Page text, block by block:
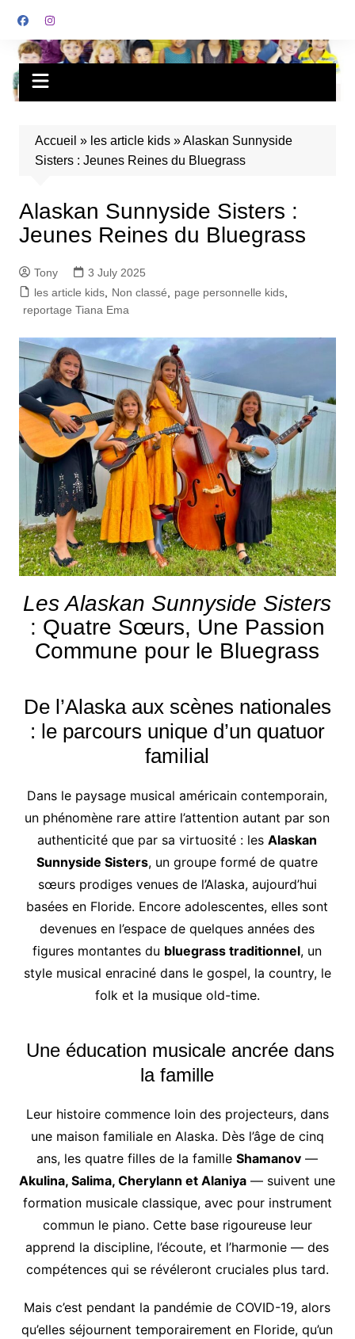
Accueil » les article kids»Alaskan Sunnyside
Sisters : Jeunes Reines du Bluegrass
Alaskan Sunnyside Sisters :
Jeunes Reines du Bluegrass
Tony
3 July 2025
les article kids, Non classé page personnelle kids,
reportage Tiana Ema
Les Alaskan Sunnyside Sisters
: Quatre Sœurs, Une Passion
Commune pour le Bluegrass
De l’Alaska aux scènes nationales
: le parcours unique d’un quatuor
familial
Dans le paysage musical américain contemporain,
un phénomène rare attire l’attention autant par son
authenticité que par sa virtuosité : lesAlaskan
Sunnyside Sisters, un groupe formé de quatre
sœurs prodiges venues de l’Alaska, aujourd’hui
basées en Floride. Encore adolescentes, elles sont
devenues en l’espace de quelques années des
figures montantes du bluegrass traditionnel, un
style musical enraciné dans le gospel, la country, le
folk et la musique old-time.
Une éducation musicale ancrée dans
la famille
Leur histoire commence loin des projecteurs, dans
une maison familiale en Alaska. Dès l’âge de cinq
ans, les quatre filles de la familleShamanov —
Akulina, Salima, Cherylann et Alaniya — suivent une
formation musicale classique, avec pour instrument
commun le piano. Cette base rigoureuse leur
apprend la discipline, l’écoute, et l’harmonie — des
compétences qui se révéleront cruciales plus tard.
Mais c’est pendant la pandémie de COVID-19, alors
qu’elles séjournent temporairement en Floride, qu’un